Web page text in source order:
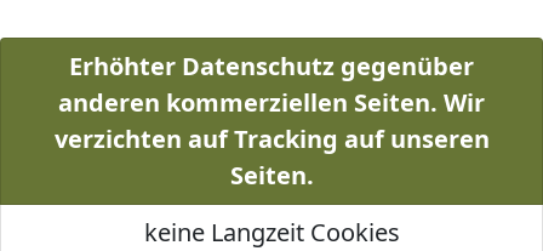
Erhöhter Datenschutz gegenüber
anderen kommerziellen Seiten. Wir
verzichten auf Tracking auf unseren
Seiten.
keine Langzeit Cookies